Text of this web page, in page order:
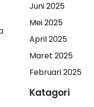
Juni 2025
Mei 2025
April 2025
Maret 2025
Februari 2025
Katagori